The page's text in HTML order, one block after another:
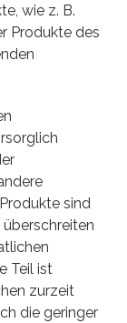
wie z. B.
Produkte des
sind
Teil ist
zurzeit
die geringer